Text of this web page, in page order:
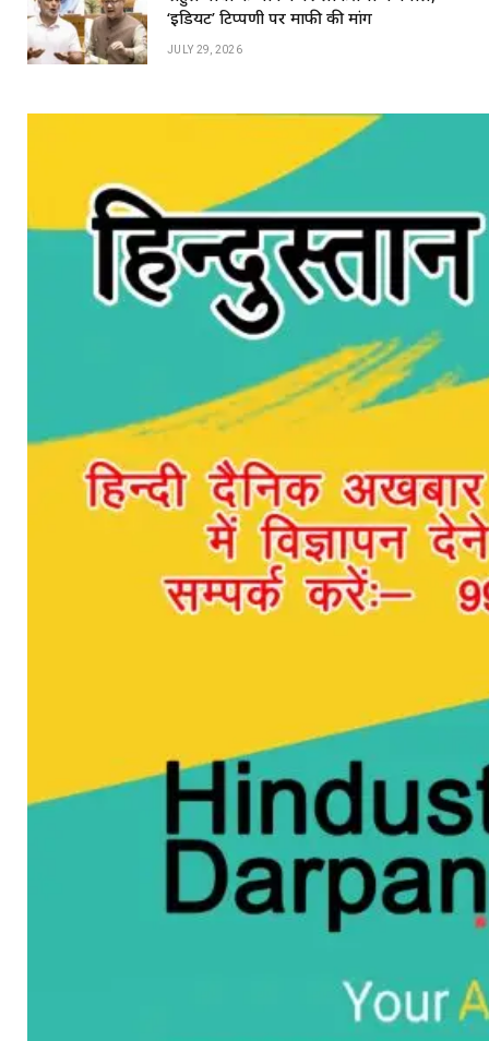
‘इडियट’ टिप्पणी पर माफी की मांग
JULY 29, 2026